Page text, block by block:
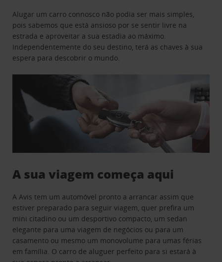
Alugar um carro connosco não podia ser mais simples,
pois sabemos que está ansioso por se sentir livre na
estrada e aproveitar a sua estadia ao máximo.
Independentemente do seu destino, terá as chaves à sua
espera para descobrir o mundo.
A sua viagem começa aqui
A Avis tem um automóvel pronto a arrancar assim que
estiver preparado para seguir viagem, quer prefira um
mini citadino ou um desportivo compacto, um sedan
elegante para uma viagem de negócios ou para um
casamento ou mesmo um monovolume para umas férias
em família. O carro de aluguer perfeito para si estará à